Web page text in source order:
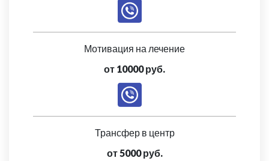
Мотивация на лечение
от 10000 руб.
Трансфер в центр
от 5000 руб.